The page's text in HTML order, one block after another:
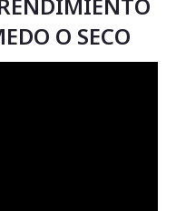
O SECO